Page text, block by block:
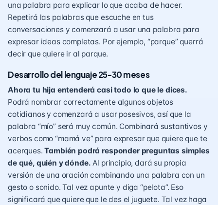
una palabra para explicar lo que acaba de hacer.
Repetirá las palabras que escuche en tus
conversaciones y comenzará a usar una palabra para
expresar ideas completas. Por ejemplo, “parque” querrá
decir que quiere ir al parque.
Desarrollo del lenguaje 25-30 meses
Ahora tu hija entenderá casi todo lo que le dices.
Podrá nombrar correctamente algunos objetos
cotidianos y comenzará a usar posesivos, así que la
palabra “mío” será muy común. Combinará sustantivos y
verbos como “mamá ve” para expresar que quiere que te
acerques.También podrá responder preguntas simples
de qué, quién y dónde. Al principio, dará su propia
versión de una oración combinando una palabra con un
gesto o sonido. Tal vez apunte y diga “pelota”. Eso
significará que quiere que le des el juguete. Tal vez haga